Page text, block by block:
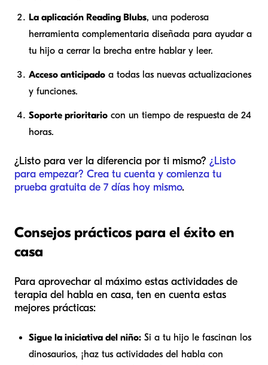
La aplicación Reading Blubs, una poderosa
herramienta complementaria diseñada para ayudar a
tu hijo a cerrar la brecha entre hablar y leer.
Acceso anticipado a todas las nuevas actualizaciones
y funciones.
Soporte prioritario con un tiempo de respuesta de 24
horas.
¿Listo para ver la diferencia por ti mismo? ¿Listo
para empezar? Crea tu cuenta y comienza tu
prueba gratuita de 7 días hoy mismo.
Consejos prácticos para el éxito en
casa
Para aprovechar al máximo estas actividades de
terapia del habla en casa, ten en cuenta estas
mejores prácticas:
Sigue la iniciativa del niño: Si a tu hijo le fascinan los
dinosaurios, ¡haz tus actividades del habla con